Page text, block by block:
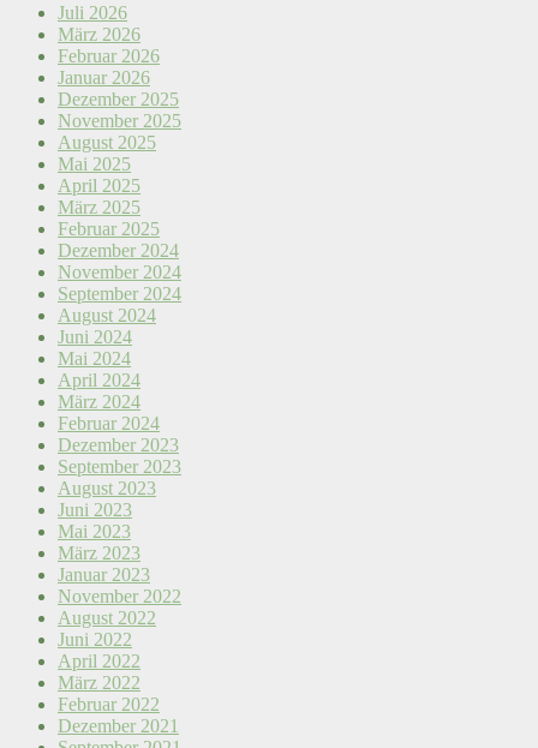
Juli 2026
März 2026
Februar 2026
Januar 2026
Dezember 2025
November 2025
August 2025
Mai 2025
April 2025
März 2025
Februar 2025
Dezember 2024
November 2024
September 2024
August 2024
Juni 2024
Mai 2024
April 2024
März 2024
Februar 2024
Dezember 2023
September 2023
August 2023
Juni 2023
Mai 2023
März 2023
Januar 2023
November 2022
August 2022
Juni 2022
April 2022
März 2022
Februar 2022
Dezember 2021